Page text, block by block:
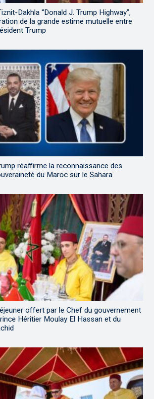
Dakhla “Donald J. Trump Highway”,
de la grande estime mutuelle entre
Trump
réaffirme la reconnaissance des
du Maroc sur le Sahara
offert par le Chef du gouvernement
Héritier Moulay El Hassan et du